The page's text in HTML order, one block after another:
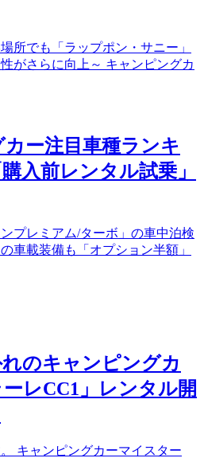
所でも「ラップポン・サニー」
がさらに向上～ キャンピングカ
ー注目車種ランキ
入前レンタル試乗」
プレミアム/ターボ」の車中泊検
車載装備も「オプション半額」
のキャンピングカ
レCC1」レンタル開
キャンピングカーマイスター